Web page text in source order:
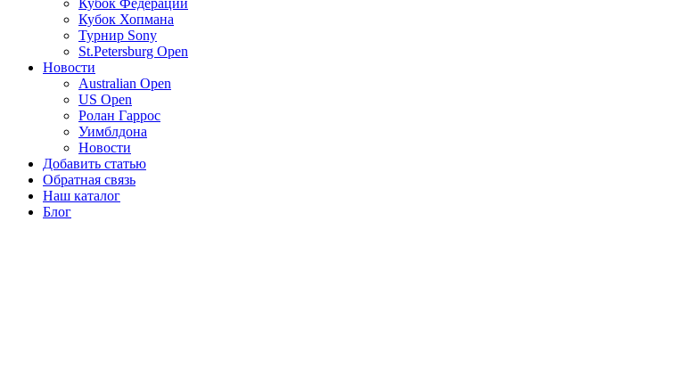
Кубок Хопмана
Турнир Sony
St.Petersburg Open
Новости
Australian Open
US Open
Ролан Гаррос
Уимблдона
Новости
Добавить статью
Обратная связь
Наш каталог
Блог